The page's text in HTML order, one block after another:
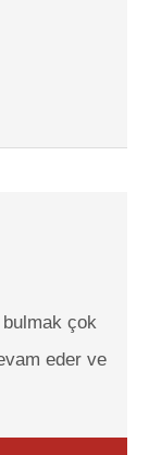
bulmak çok
eder ve